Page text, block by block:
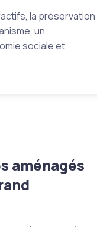
la préservation
un
sociale et
aménagés